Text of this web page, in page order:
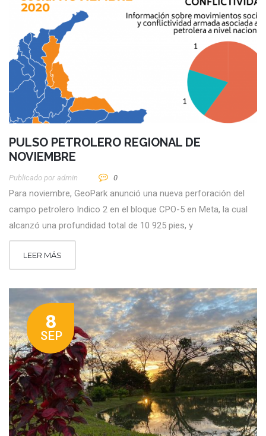
PULSO PETROLERO REGIONAL DE
NOVIEMBRE
Publicado por Admin 0
Para noviembre, GeoPark anunció una nueva perforación del
campo petrolero Indico 2 en el bloque CPO-5 en Meta, la cual
alcanzó una profundidad total de 10 925 pies, y
LEER MÁS
8
SEP